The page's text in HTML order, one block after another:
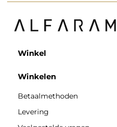
Winkel
Winkelen
Betaalmethoden
Levering